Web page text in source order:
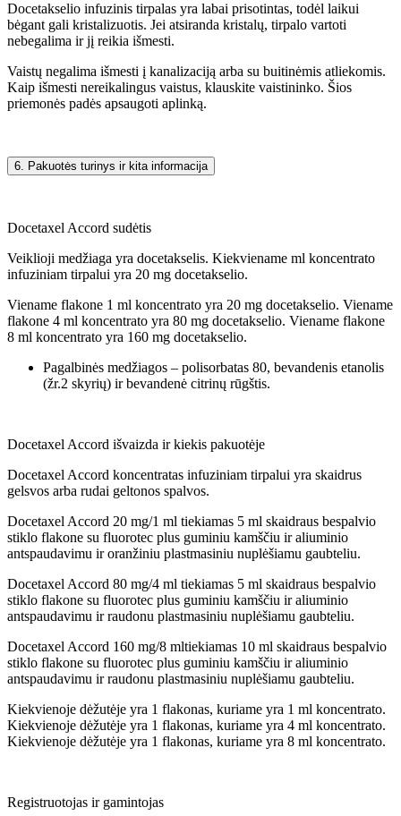
Docetakselio infuzinis tirpalas yra labai prisotintas, todėl laikui
bėgant gali kristalizuotis. Jei atsiranda kristalų, tirpalo vartoti
nebegalima ir jį reikia išmesti.
Vaistų negalima išmesti į kanalizaciją arba su buitinėmis atliekomis.
Kaip išmesti nereikalingus vaistus, klauskite vaistininko. Šios
priemonės padės apsaugoti aplinką.
6. Pakuotės turinys ir kita informacija
Docetaxel Accord sudėtis
Veiklioji medžiaga yra docetakselis. Kiekviename ml koncentrato
infuziniam tirpalui yra 20 mg docetakselio.
Viename flakone 1 ml koncentrato yra 20 mg docetakselio. Viename
flakone 4 ml koncentrato yra 80 mg docetakselio. Viename flakone
8 ml koncentrato yra 160 mg docetakselio.
Pagalbinės medžiagos – polisorbatas 80, bevandenis etanolis
(žr.2 skyrių) ir bevandenė citrinų rūgštis.
Docetaxel Accord išvaizda ir kiekis pakuotėje
Docetaxel Accord koncentratas infuziniam tirpalui yra skaidrus
gelsvos arba rudai geltonos spalvos.
Docetaxel Accord 20 mg/1 ml tiekiamas 5 ml skaidraus bespalvio
stiklo flakone su fluorotec plus guminiu kamščiu ir aliuminio
antspaudavimu ir oranžiniu plastmasiniu nuplėšiamu gaubteliu.
Docetaxel Accord 80 mg/4 ml tiekiamas 5 ml skaidraus bespalvio
stiklo flakone su fluorotec plus guminiu kamščiu ir aliuminio
antspaudavimu ir raudonu plastmasiniu nuplėšiamu gaubteliu.
Docetaxel Accord 160 mg/8 mltiekiamas 10 ml skaidraus bespalvio
stiklo flakone su fluorotec plus guminiu kamščiu ir aliuminio
antspaudavimu ir raudonu plastmasiniu nuplėšiamu gaubteliu.
Kiekvienoje dėžutėje yra 1 flakonas, kuriame yra 1 ml koncentrato.
Kiekvienoje dėžutėje yra 1 flakonas, kuriame yra 4 ml koncentrato.
Kiekvienoje dėžutėje yra 1 flakonas, kuriame yra 8 ml koncentrato.
Registruotojas ir gamintojas